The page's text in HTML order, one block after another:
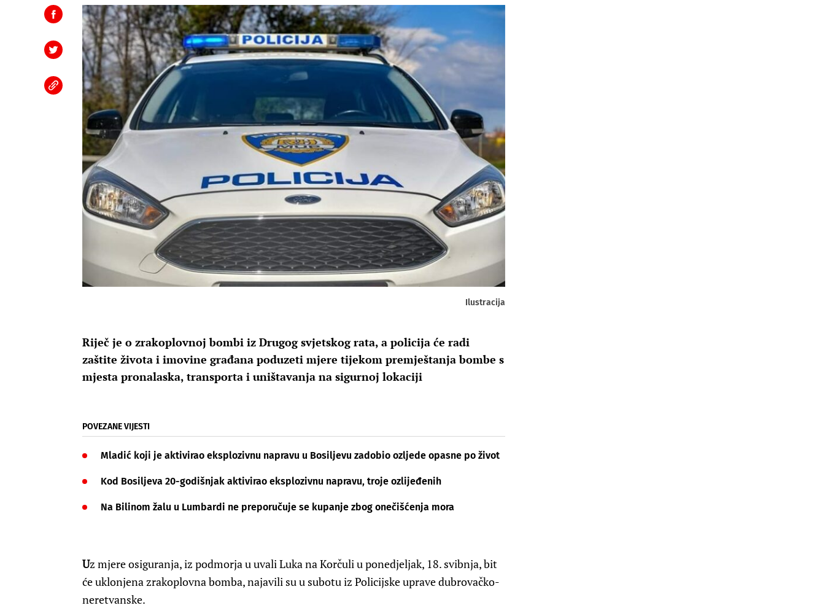
Ilustracija
Riječ je o zrakoplovnoj bombi iz Drugog svjetskog rata, a policija će radi
zaštite života i imovine građana poduzeti mjere tijekom premještanja bombe s
mjesta pronalaska, transporta i uništavanja na sigurnoj lokaciji
POVEZANE VIJESTI
Mladić koji je aktivirao eksplozivnu napravu u Bosiljevu zadobio ozljede opasne po život
Kod Bosiljeva 20-godišnjak aktivirao eksplozivnu napravu, troje ozlijeđenih
Na Bilinom žalu u Lumbardi ne preporučuje se kupanje zbog onečišćenja mora
Uz mjere osiguranja, iz podmorja u uvali Luka na Korčuli u ponedjeljak, 18. svibnja, bit
će uklonjena zrakoplovna bomba, najavili su u subotu iz Policijske uprave dubrovačko-
neretvanske.